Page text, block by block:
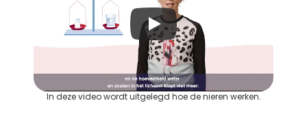
In deze video wordt uitgelegd hoe de nieren werken.